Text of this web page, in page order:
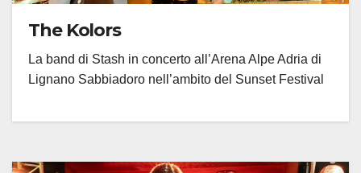
The Kolors
La band di Stash in concerto all’Arena Alpe Adria di
Lignano Sabbiadoro nell’ambito del Sunset Festival